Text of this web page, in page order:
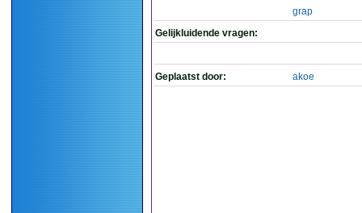
grap
Gelijkluidende vragen:
Geplaatst door: akoe